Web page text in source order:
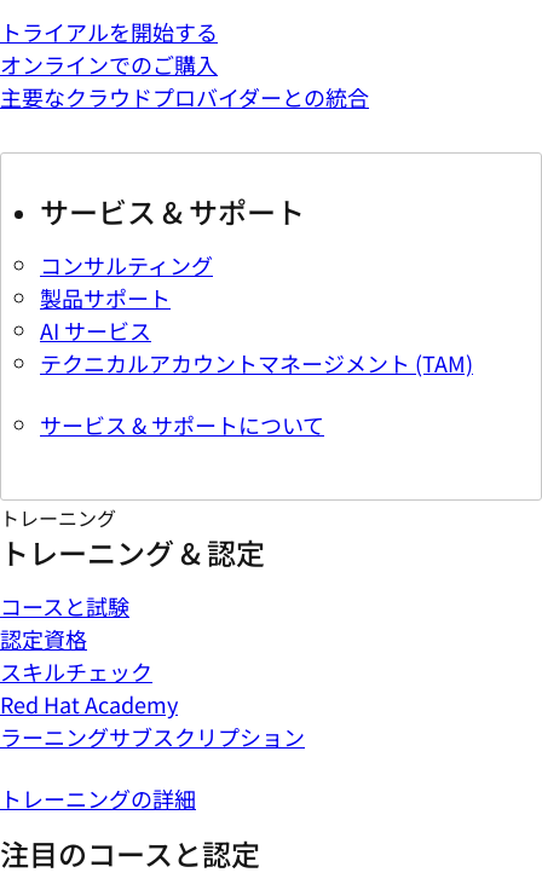
トライアルを開始する
オンラインでのご購入
主要なクラウドプロバイダーとの統合
サービス & サポート
コンサルティング
製品サポート
AI サービス
テクニカルアカウントマネージメント (TAM)
サービス & サポートについて
トレーニング
トレーニング & 認定
コースと試験
認定資格
スキルチェック
Red Hat Academy
ラーニングサブスクリプション
トレーニングの詳細
注目のコースと認定